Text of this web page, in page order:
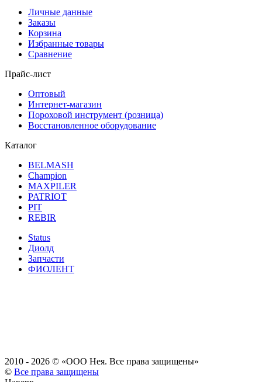
Личные данные
Заказы
Корзина
Избранные товары
Сравнение
Прайс-лист
Оптовый
Интернет-магазин
Пороховой инструмент (розница)
Восстановленное оборудование
Каталог
BELMASH
Champion
MAXPILER
PATRIOT
PIT
REBIR
Status
Диолд
Запчасти
ФИОЛЕНТ
2010 - 2026 © «ООО Нея. Все права защищены»
© Все права защищены